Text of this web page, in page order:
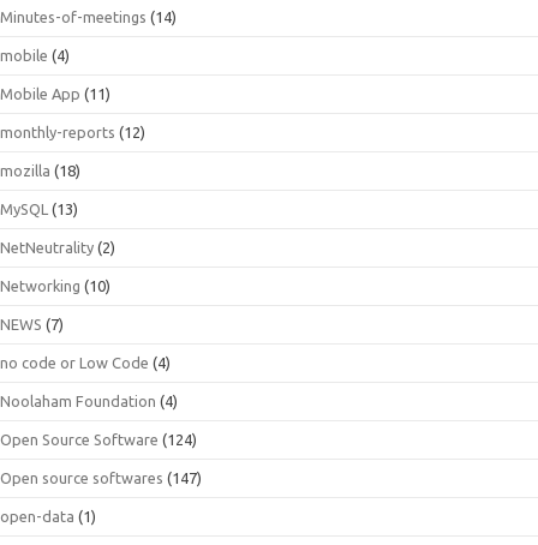
Minutes-of-meetings (14)
mobile (4)
Mobile App (11)
monthly-reports (12)
mozilla (18)
MySQL (13)
NetNeutrality (2)
Networking (10)
NEWS (7)
no code or Low Code (4)
Noolaham Foundation (4)
Open Source Software (124)
Open source softwares (147)
open-data (1)